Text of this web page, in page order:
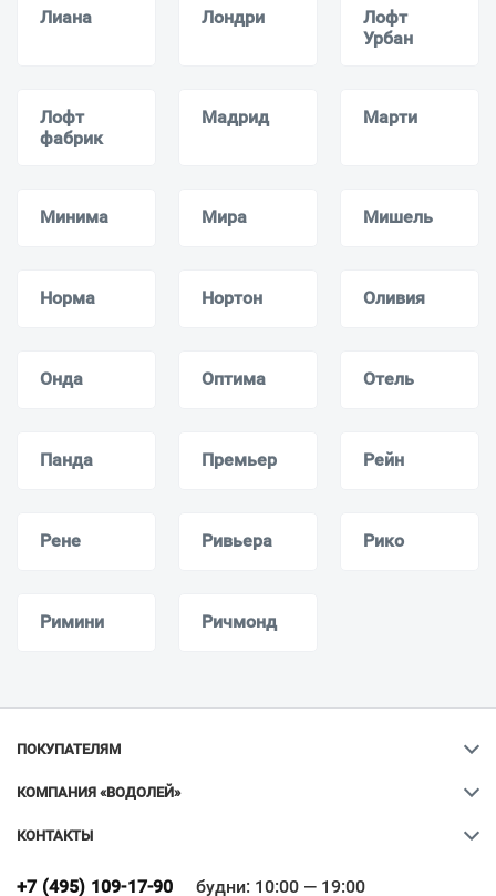
Лиана Лондри
Лофт
Урбан
Лофт
фабрик
Мадрид Марти
Минима Мира Мишель
Норма Нортон Оливия
Онда Оптима Отель
Панда Премьер Рейн
Рене Ривьера Рико
Римини Ричмонд
ПОКУПАТЕЛЯМ
КОМПАНИЯ «ВОДОЛЕЙ»
КОНТАКТЫ
+7 (495) 109-17-90 будни: 10:00 — 19:00